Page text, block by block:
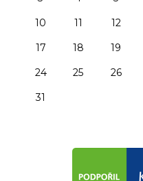
10
11 12
17
18 19
24
25 26
31